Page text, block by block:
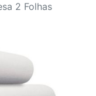
2 Folhas